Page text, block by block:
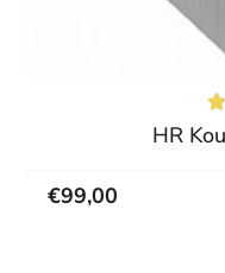

HR
€99,00